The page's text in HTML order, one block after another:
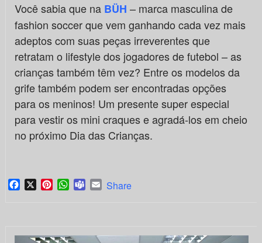
Você sabia que na BÜH – marca masculina de
fashion soccer que vem ganhando cada vez mais
adeptos com suas peças irreverentes que
retratam o lifestyle dos jogadores de futebol – as
crianças também têm vez? Entre os modelos da
grife também podem ser encontradas opções
para os meninos! Um presente super especial
para vestir os mini craques e agradá-los em cheio
no próximo Dia das Crianças.
Facebook
X PinterestWhatsApp
TeamsEmail
Share